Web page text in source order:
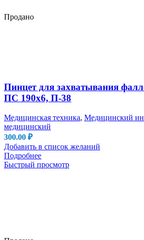
Продано
Пинцет для захватывания
ПС 190х6, П-38
Медицинская техника, Медицинский
медицинский
300.00 ₽
Добавить в список желаний
Подробнее
Быстрый просмотр